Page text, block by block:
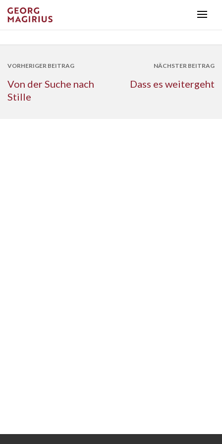
VORHERIGER BEITRAG
Von der Suche nach
Stille
NÄCHSTER BEITRAG
Dass es weitergeht